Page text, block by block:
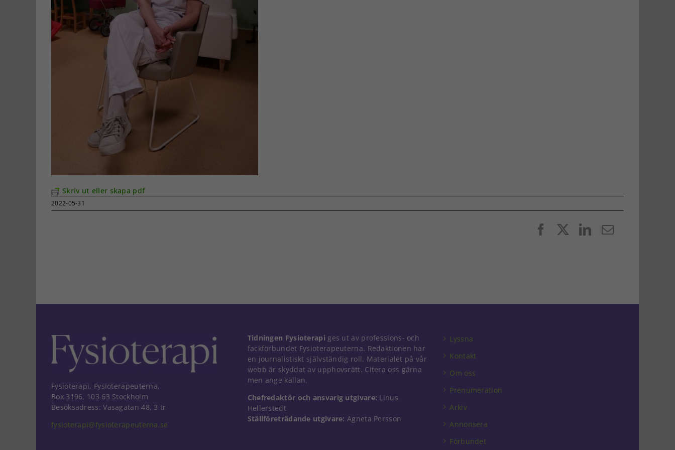
Skriv ut eller skapa pdf
2022-05-31
FacebookLinkedIn
E-
Fysioterapi, Fysioterapeuterna,
Box 3196, 103 63 Stockholm
Besöksadress: Vasagatan 48, 3 tr
fysioterapi@fysioterapeuterna.se
Tidningen Fysioterapi ges ut av professions- och
fackförbundet Fysioterapeuterna. Redaktionen har
en journalistiskt självständig roll. Materialet på vår
webb är skyddat av upphovsrätt. Citera oss gärna
men ange källan.
Chefredaktör och ansvarig utgivare: Linus
Hellerstedt
Ställföreträdande utgivare: Agneta Persson
Lyssna
Kontakt
Om oss
Prenumeration
Arkiv
Annonsera
Förbundet
Nödvändiga
Dessa kakor
går inte att
välja bort. De
behövs för
taget ska